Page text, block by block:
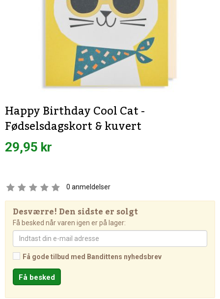
Happy Birthday Cool Cat -
Fødselsdagskort & kuvert
29,95 kr
0 anmeldelser
Desværre! Den sidste er solgt
Få besked når varen igen er på lager:
Få gode tilbud med Bandittens nyhedsbrev